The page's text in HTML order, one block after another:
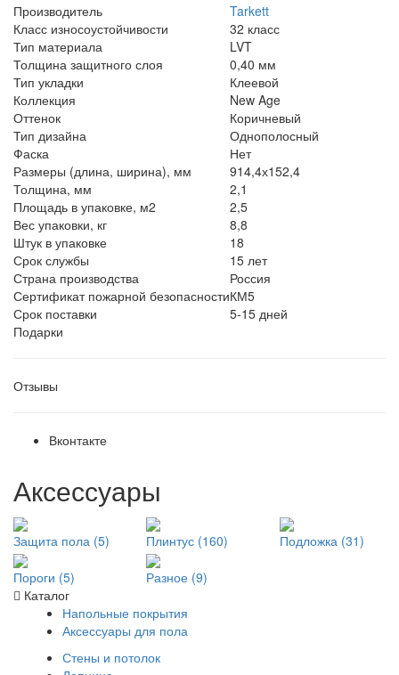
Производитель
Tarkett
Класс износоустойчивости
32 класс
Тип материала
LVT
Толщина защитного слоя
0,40 мм
Тип укладки
Клеевой
Коллекция
New Age
Оттенок
Коричневый
Тип дизайна
Однополосный
Фаска
Нет
Размеры (длина, ширина), мм
914,4х152,4
Толщина, мм
2,1
Площадь в упаковке, м2
2,5
Вес упаковки, кг
8,8
Штук в упаковке
18
Срок службы
15 лет
Страна производства
Россия
Сертификат пожарной безопасностиКМ5
Срок поставки
5-15 дней
Подарки
Отзывы
Вконтакте
Аксессуары
Защита пола (5) Плинтус (160) Подложка (31)
Пороги (5)
Разное (9)
Каталог
Напольные покрытия
Аксессуары для пола
Стены и потолок